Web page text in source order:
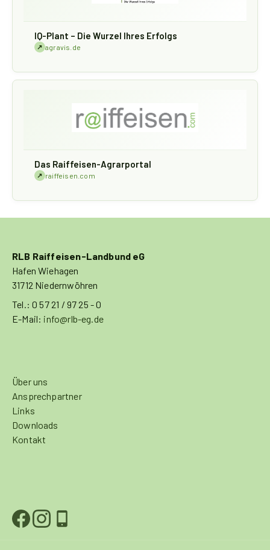
IQ-Plant – Die Wurzel Ihres Erfolgs
↗ agravis.de
Das Raiffeisen-Agrarportal
↗ raiffeisen.com
RLB Raiffeisen-Landbund eG
Hafen Wiehagen
31712 Niedernwöhren
Tel.: 0 57 21 / 97 25 - 0
E-Mail: info@rlb-eg.de
Über uns
Ansprechpartner
Links
Downloads
Kontakt